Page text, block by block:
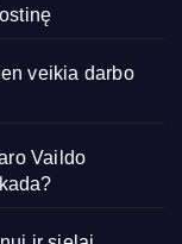
veikia darbo
Vaildo